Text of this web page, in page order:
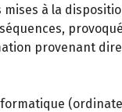
à la
provenant